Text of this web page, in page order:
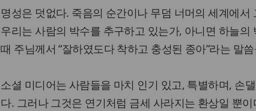
명성은 덧없다. 죽음의 순간이나 무덤 너머의 세계에
우리는 사람의 박수를 추구하고 있는가, 아니면 하늘의
때 주님께서 “잘하였도다 착하고 충성된 종아”라는 말
소셜 미디어는 사람들을 마치 인기 있고, 특별하며, 손
다. 그러나 그것은 연기처럼 금세 사라지는 환상일 뿐